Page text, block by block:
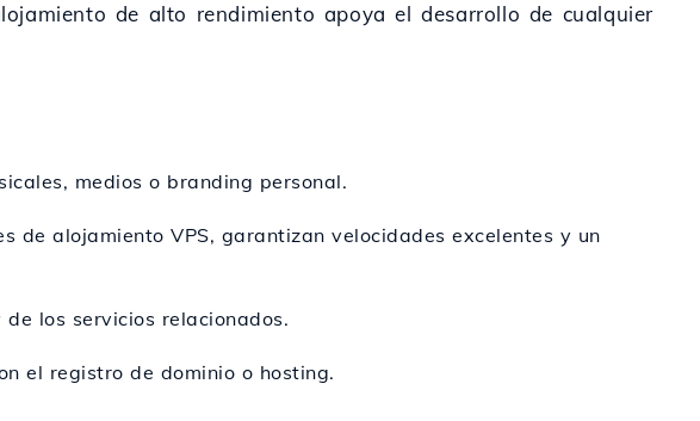
de alto rendimiento apoya el desarrollo de cualquier
medios o branding personal.
de alojamiento VPS, garantizan velocidades excelentes y un
los servicios relacionados.
el registro de dominio o hosting.